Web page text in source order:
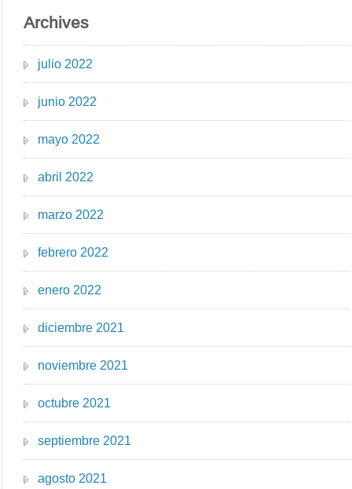
Archives
julio 2022
junio 2022
mayo 2022
abril 2022
marzo 2022
febrero 2022
enero 2022
diciembre 2021
noviembre 2021
octubre 2021
septiembre 2021
agosto 2021